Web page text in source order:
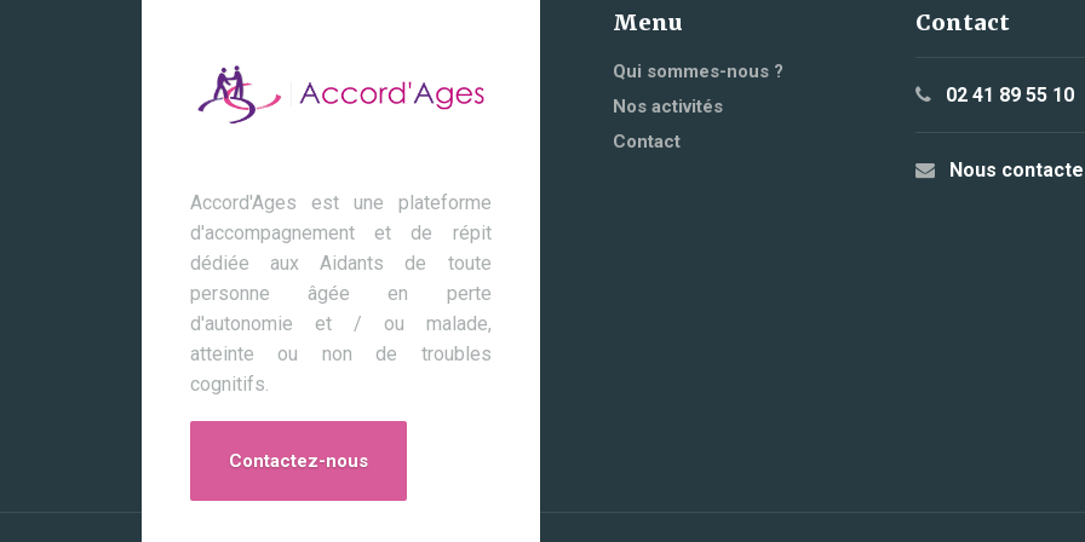
Accord'Ages est une plateforme
d'accompagnement et de répit
dédiée aux Aidants de toute
personne âgée en perte
d'autonomie et / ou malade,
atteinte ou non de troubles
cognitifs.
Contactez-nous
Menu
Qui sommes-nous ?
Nos activités
Contact
Contact
02 41 89 55 10
Nous